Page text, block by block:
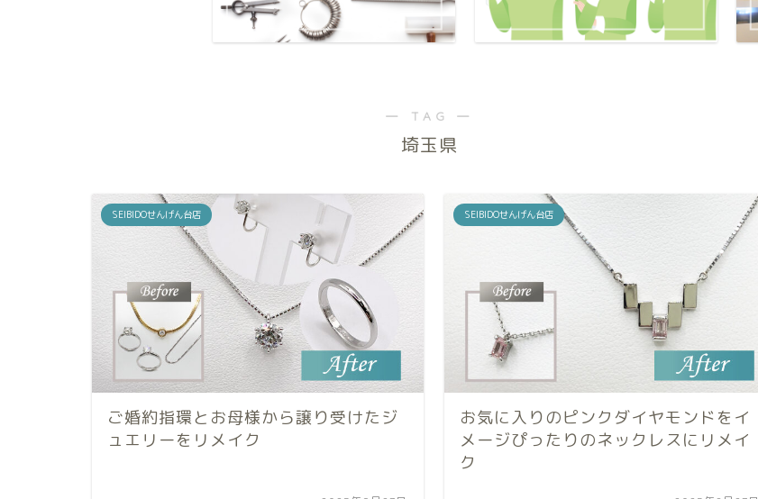
― TAG ―
埼玉県
SEIBIDOせんげん台店
ご婚約指環とお母様から譲り受けたジ
ュエリーをリメイク
SEIBIDOせんげん台店
お気に入りのピンクダイヤモンドをイ
メージぴったりのネックレスにリメイ
ク